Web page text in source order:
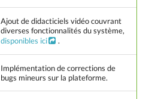
Ajout de didacticiels vidéo couvrant
diverses fonctionnalités du système,
disponibles ici
.
Implémentation de corrections de
bugs mineurs sur la plateforme.